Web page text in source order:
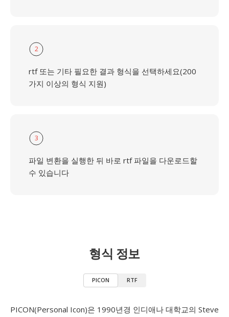
2
rtf 또는 기타 필요한 결과 형식을 선택하세요(200
가지 이상의 형식 지원)
3
파일 변환을 실행한 뒤 바로 rtf 파일을 다운로드할
수 있습니다
형식 정보
PICON RTF
PICON(Personal Icon)은 1990년경 인디애나 대학교의 Steve